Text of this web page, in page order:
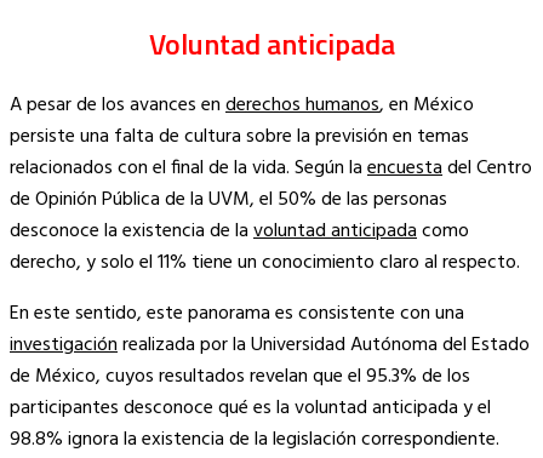
Voluntad anticipada
A pesar de los avances enderechos humanos, en México
persiste una falta de cultura sobre la previsión en temas
relacionados con el final de la vida. Según laencuestadel Centro
de Opinión Pública de la UVM, el 50% de las personas
desconoce la existencia de lavoluntad anticipadacomo
derecho, y solo el 11% tiene un conocimiento claro al respecto.
En este sentido, este panorama es consistente con una
investigaciónrealizada por la Universidad Autónoma del Estado
de México, cuyos resultados revelan que el 95.3% de los
participantes desconoce qué es la voluntad anticipada y el
98.8% ignora la existencia de la legislación correspondiente.